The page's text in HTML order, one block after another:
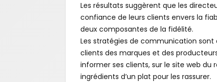
Les résultats suggèrent que les
confiance de leurs clients envers la
deux composantes de la fidélité.
Les stratégies de communication sont
clients des marques et des
informer ses clients, sur le site web
ingrédients d’un plat pour les rassurer.